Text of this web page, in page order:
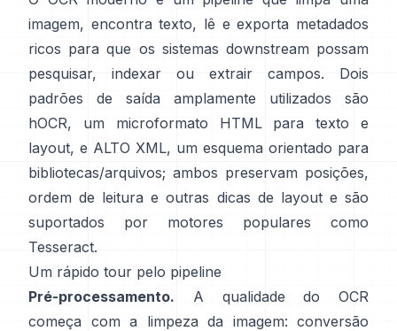
imagem, encontra texto, lê e exporta metadados
ricos para que os sistemas downstream possam
pesquisar, indexar ou extrair campos. Dois
padrões de saída amplamente utilizados são
hOCR, um microformato HTML para texto e
layout, e ALTO XML, um esquema orientado para
bibliotecas/arquivos; ambos preservam posições,
ordem de leitura e outras dicas de layout e são
suportados por motores populares como
Tesseract.
Um rápido tour pelo pipeline
Pré-processamento. A qualidade do OCR
começa com a limpeza da imagem: conversão